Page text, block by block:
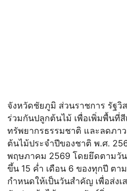
จังหวัดชัยภูมิ ส่วนราชการ รัฐวิ
ร่วมกันปลูกต้นไม้ เพื่อเพิ่มพื้นที่
ทรัพยากรธรรมชาติ และลดภา
ต้นไม้ประจำปีของชาติ พ.ศ.
พฤษภาคม 2569 โดยยึดตามวั
ขึ้น 15 ค่ำ เดือน 6 ของทุกปี ต
กำหนดให้เป็นวันสำคัญ เพื่อส่งเ